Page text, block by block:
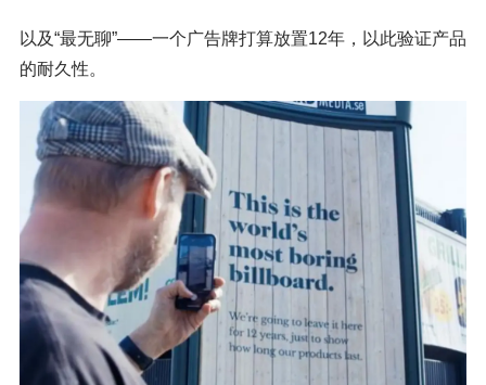
以及“最无聊”——一个广告牌打算放置12年，以此验证产品
的耐久性。